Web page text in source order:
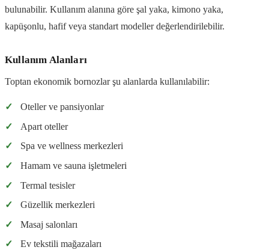
bulunabilir. Kullanım alanına göre şal yaka, kimono yaka,
kapüşonlu, hafif veya standart modeller değerlendirilebilir.
Kullanım Alanları
Toptan ekonomik bornozlar şu alanlarda kullanılabilir:
✓
Oteller ve pansiyonlar
✓
Apart oteller
✓
Spa ve wellness merkezleri
✓
Hamam ve sauna işletmeleri
✓
Termal tesisler
✓
Güzellik merkezleri
✓
Masaj salonları
✓
Ev tekstili mağazaları